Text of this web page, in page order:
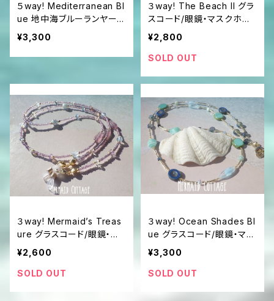
５way! Mediterranean Bl
ue 地中海ブルーランヤー
ド/眼鏡・マスクホルダー☆
マットシルバー
¥3,300
３way! The Beach II グラ
スコード/眼鏡・マスクホル
ダー
¥2,800
SOLD OUT
３way! Mermaid’s Treas
ure グラスコード/眼鏡・マ
スクストラップ・ホルダー
¥2,600
SOLD OUT
３way! Ocean Shades Bl
ue グラスコード/眼鏡・マス
クホルダー
¥3,300
SOLD OUT